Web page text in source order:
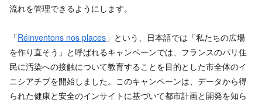
流れを管理できるようにします。
「Réinventons nos places 」という、日本語では「私たちの広場
を作り直そう」と呼ばれるキャンペーンでは、フランスのパリ住
民に汚染への接触について教育することを目的とした市全体のイ
ニシアチブを開始しました。このキャンペーンは、データから得
られた健康と安全のインサイトに基づいて都市計画と開発を知ら